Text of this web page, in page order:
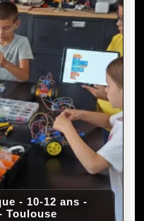
- 10-12 ans -
Toulouse